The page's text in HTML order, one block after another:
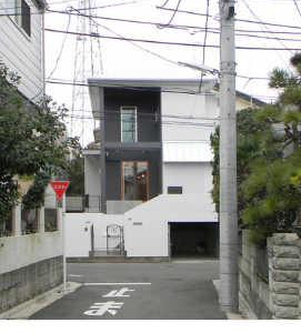
律上の請求原因の如何を問わず賠償
します。
当社は、お客様が本サービスを利用
の間で生じた紛争等について一切責
す。
入力内容を送信
キャンセル